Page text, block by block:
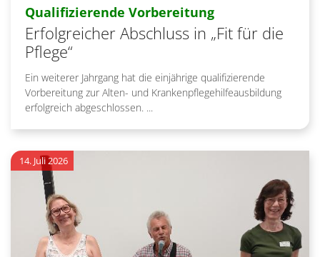
Qualifizierende Vorbereitung:
Erfolgreicher Abschluss in „Fit für die
Pflege“
Ein weiterer Jahrgang hat die einjährige qualifizierende
Vorbereitung zur Alten- und Krankenpflegehilfeausbildung
erfolgreich abgeschlossen. ...
14. Juli 2026